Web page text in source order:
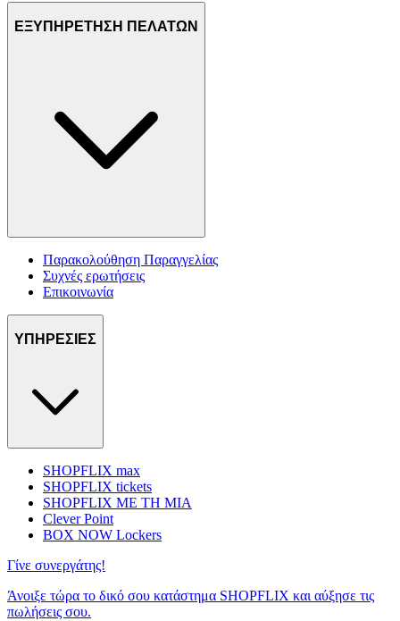
ΕΞΥΠΗΡΕΤΗΣΗ ΠΕΛΑΤΩΝ
Παρακολούθηση Παραγγελίας
Συχνές ερωτήσεις
Επικοινωνία
ΥΠΗΡΕΣΙΕΣ
SHOPFLIX max
SHOPFLIX tickets
SHOPFLIX ΜΕ ΤΗ ΜΙΑ
Clever Point
BOX NOW Lockers
Γίνε συνεργάτης!
Άνοιξε τώρα το δικό σου κατάστημα SHOPFLIX και αύξησε τις
πωλήσεις σου.